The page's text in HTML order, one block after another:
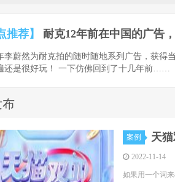
推荐】 耐克12年前在中国的广告
李蔚然为耐克拍的随时随地系列广告，获得
还是很好玩！ 一下仿佛回到了十几年前……
布
案例 天
2022-11-14
如果用一个词